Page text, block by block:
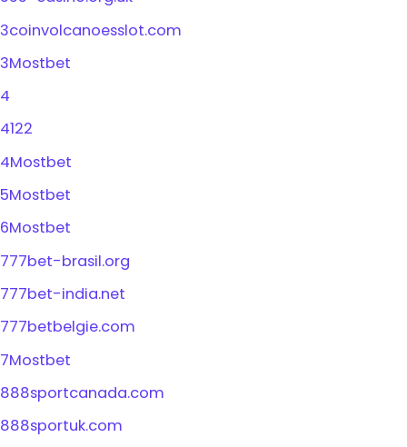
3coinvolcanoesslot.com
3Mostbet
4
4122
4Mostbet
5Mostbet
6Mostbet
777bet-brasil.org
777bet-india.net
777betbelgie.com
7Mostbet
888sportcanada.com
888sportuk.com